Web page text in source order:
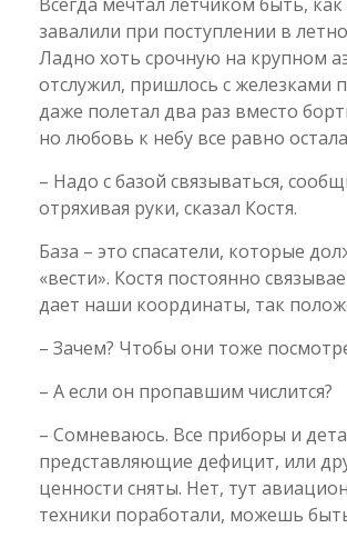
завалили при поступлении в
Ладно хоть срочную на крупном
отслужил, пришлось с железками
даже полетал два раз вместо
но любовь к небу все равно
– Надо с базой связываться,
отряхивая руки, сказал Костя.
База – это спасатели, которые
«вести». Костя постоянно
дает наши координаты, так
– Зачем? Чтобы они тоже
– А если он пропавшим числится?
– Сомневаюсь. Все приборы и
представляющие дефицит, или
ценности сняты. Нет, тут
техники поработали, можешь